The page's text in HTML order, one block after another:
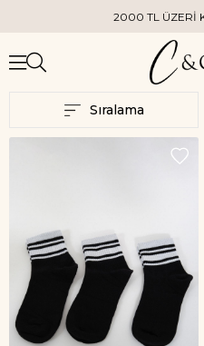
2000 TL ÜZERİ
Sıralama